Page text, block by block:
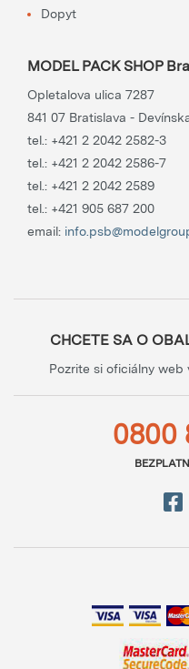
Dopyt
MODEL PACK SHOP
Opletalova ulica 7287
841 07 Bratislava -
tel.: +421 2 2042 2582-3
tel.: +421 2 2042 2586-7
tel.: +421 2 2042 2589
tel.: +421 905 687 200
email:
CHCETE SA O
Pozrite si oficiálny web
0800